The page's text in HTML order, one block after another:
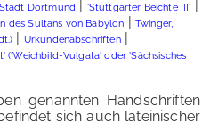
Dortmund | 'Stuttgarter Beichte III' |
des Sultans von Babylon | Twinger,
| Urkundenabschriften|
('Weichbild-Vulgata' oder 'Sächsisches
genannten Handschriften
sich auch lateinischer